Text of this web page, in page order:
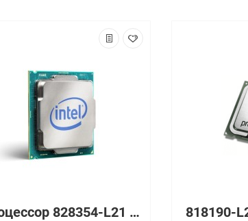
Процессор 828354-L21 HP 2200Mhz